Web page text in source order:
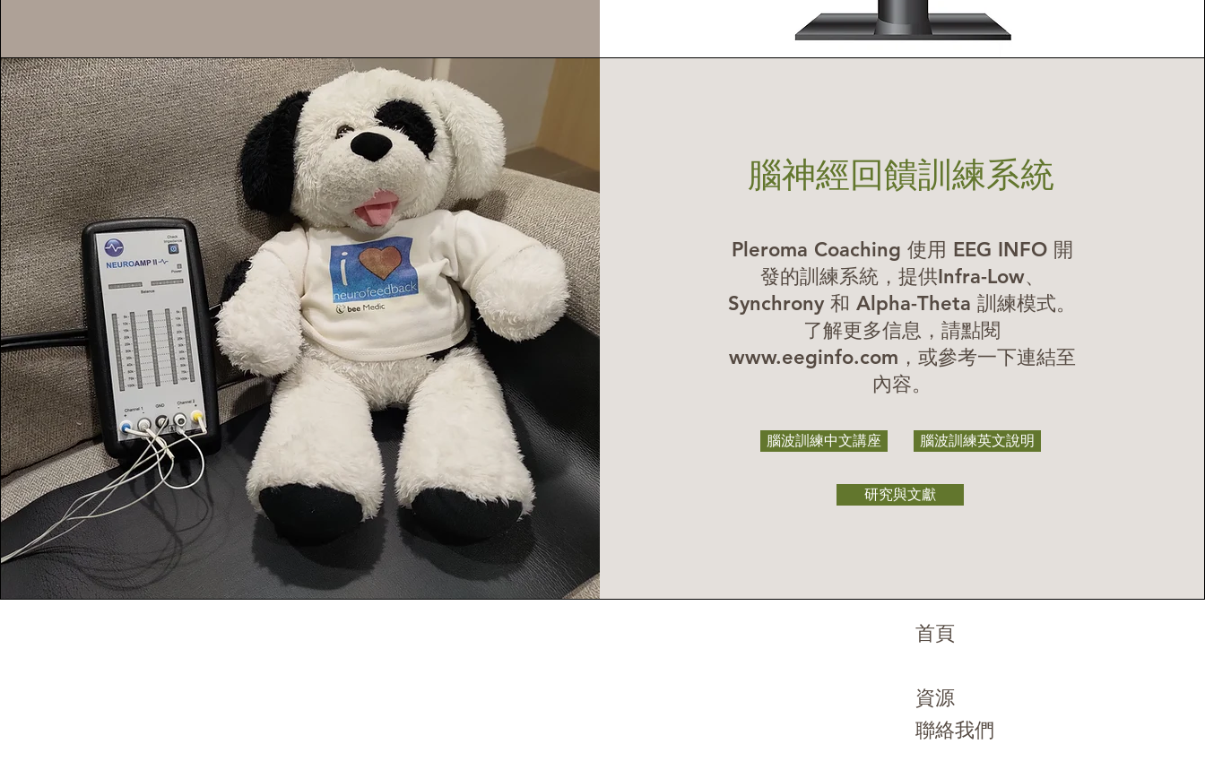
腦神經回饋訓練系統
Pleroma Coaching 使用 EEG INFO 開
發的訓練系統，提供Infra-Low、
Synchrony 和 Alpha-Theta 訓練模式。
了解更多信息，請點閱
www.eeginfo.com ，或參考一下連結至
內容。
腦波訓練中文講座 腦波訓練英文說明
研究與文獻
首頁
資源
聯絡我們